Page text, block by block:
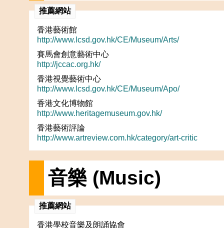
推薦網站
香港藝術館
http://www.lcsd.gov.hk/CE/Museum/Arts/
賽馬會創意藝術中心
http://jccac.org.hk/
香港視覺藝術中心
http://www.lcsd.gov.hk/CE/Museum/Apo/
香港文化博物館
http://www.heritagemuseum.gov.hk/
香港藝術評論
http://www.artreview.com.hk/category/art-critic
音樂 (Music)
推薦網站
香港學校音樂及朗誦協會